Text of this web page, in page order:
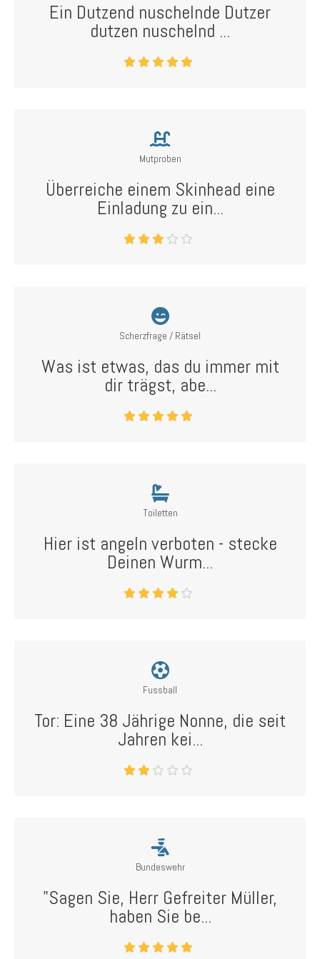
Ein Dutzend nuschelnde Dutzer
dutzen nuschelnd ...
Mutproben
Überreiche einem Skinhead eine
Einladung zu ein...
Scherzfrage / Rätsel
Was ist etwas, das du immer mit
dir trägst, abe...
Toiletten
Hier ist angeln verboten - stecke
Deinen Wurm...
Fussball
Tor: Eine 38 Jährige Nonne, die seit
Jahren kei...
Bundeswehr
"Sagen Sie, Herr Gefreiter Müller,
haben Sie be...